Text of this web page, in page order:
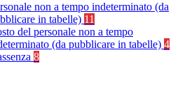
non a tempo indeterminato (da
in tabelle) 11
del personale non a tempo
(da pubblicare in tabelle) 4
8